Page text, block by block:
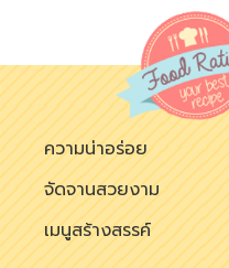
ความน่าอร่อย
จัดจานสวยงาม
เมนูสร้างสรรค์